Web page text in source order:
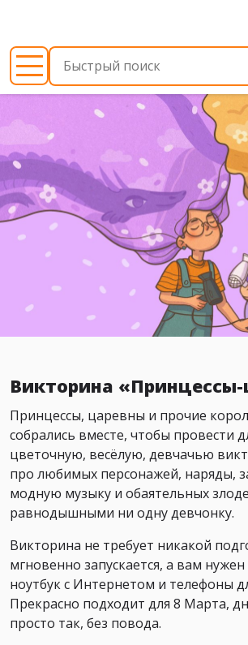
Викторина
Принцессы, царевны и прочие
собрались вместе, чтобы провести
цветочную, весёлую, девчачью
про любимых персонажей, наряды,
модную музыку и обаятельных
равнодышными ни одну девчонку.
Викторина не требует никакой
мгновенно запускается, а вам нужен
ноутбук с Интернетом и телефоны
Прекрасно подходит для 8 Марта,
просто так, без повода.